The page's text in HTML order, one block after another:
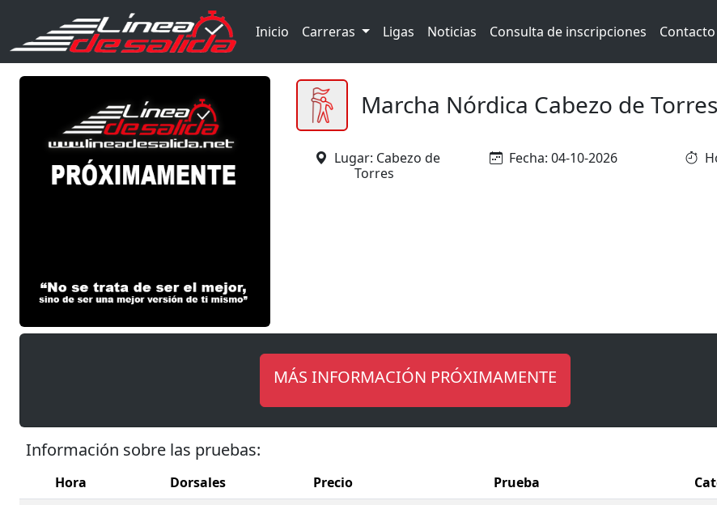
Inicio Carreras Ligas Noticias Consulta de inscripciones Contacto
Marcha Nórdica Cabezo de Torres
Lugar: Cabezo de
Torres
Fecha: 04-10-2026
MÁS INFORMACIÓN PRÓXIMAMENTE
Información sobre las pruebas:
Hora Dorsales Precio Prueba